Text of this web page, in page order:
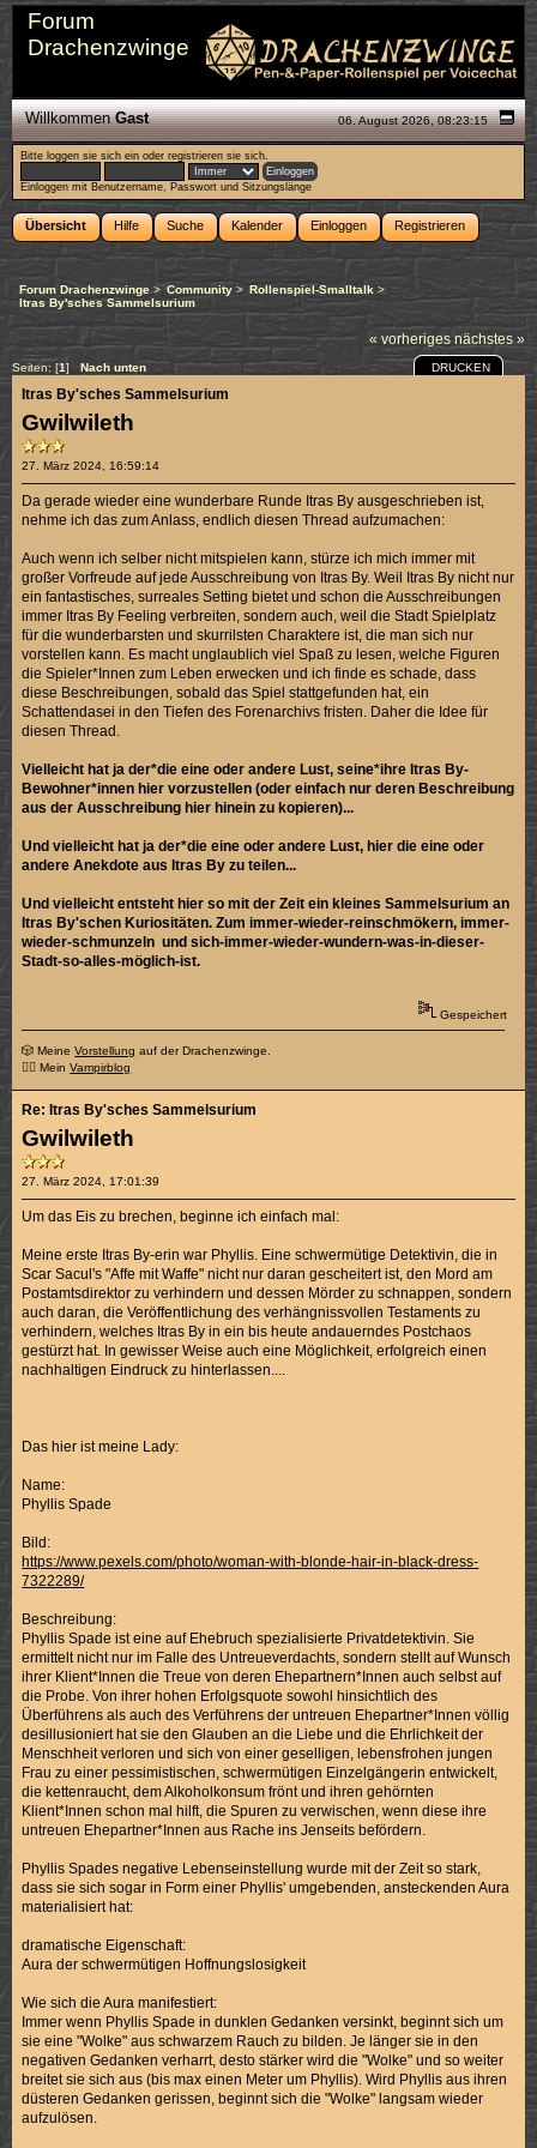
Forum
Drachenzwinge
06. August 2026, 08:23:15
WillkommenGast
Bitte loggen sie sich ein oderregistrieren sie sich.
Einloggen mit Benutzername, Passwort und Sitzungslänge
Übersicht Hilfe Suche Kalender Einloggen Registrieren
Forum Drachenzwinge > Community> Rollenspiel-Smalltalk >
Itras By'sches Sammelsurium
« vorheriges nächstes »
Seiten: [1] Nach unten DRUCKEN
Gwilwileth
27. März 2024, 16:59:14
Itras By'sches Sammelsurium
Da gerade wieder eine wunderbare Runde Itras By ausgeschrieben ist,
nehme ich das zum Anlass, endlich diesen Thread aufzumachen:
Auch wenn ich selber nicht mitspielen kann, stürze ich mich immer mit
großer Vorfreude auf jede Ausschreibung von Itras By. Weil Itras By nicht nur
ein fantastisches, surreales Setting bietet und schon die Ausschreibungen
immer Itras By Feeling verbreiten, sondern auch, weil die Stadt Spielplatz
für die wunderbarsten und skurrilsten Charaktere ist, die man sich nur
vorstellen kann. Es macht unglaublich viel Spaß zu lesen, welche Figuren
die Spieler*Innen zum Leben erwecken und ich finde es schade, dass
diese Beschreibungen, sobald das Spiel stattgefunden hat, ein
Schattendasei in den Tiefen des Forenarchivs fristen. Daher die Idee für
diesen Thread.
Vielleicht hat ja der*die eine oder andere Lust, seine*ihre Itras By-
Bewohner*innen hier vorzustellen (oder einfach nur deren Beschreibung
aus der Ausschreibung hier hinein zu kopieren)...
Und vielleicht hat ja der*die eine oder andere Lust, hier die eine oder
andere Anekdote aus Itras By zu teilen...
Und vielleicht entsteht hier so mit der Zeit ein kleines Sammelsurium an
Itras By'schen Kuriositäten. Zum immer-wieder-reinschmökern, immer-
wieder-schmunzeln und sich-immer-wieder-wundern-was-in-dieser-
Stadt-so-alles-möglich-ist.
Gespeichert
🎲 MeineVorstellung auf der Drachenzwinge.
🧛‍♂️ MeinVampirblog
Gwilwileth
27. März 2024, 17:01:39
Re: Itras By'sches Sammelsurium
Um das Eis zu brechen, beginne ich einfach mal:
Meine erste Itras By-erin war Phyllis. Eine schwermütige Detektivin, die in
Scar Sacul's "Affe mit Waffe" nicht nur daran gescheitert ist, den Mord am
Postamtsdirektor zu verhindern und dessen Mörder zu schnappen, sondern
auch daran, die Veröffentlichung des verhängnissvollen Testaments zu
verhindern, welches Itras By in ein bis heute andauerndes Postchaos
gestürzt hat. In gewisser Weise auch eine Möglichkeit, erfolgreich einen
nachhaltigen Eindruck zu hinterlassen....
Das hier ist meine Lady:
Name:
Phyllis Spade
Bild:
https://www.pexels.com/photo/woman-with-blonde-hair-in-black-dress-
7322289/
Beschreibung:
Phyllis Spade ist eine auf Ehebruch spezialisierte Privatdetektivin. Sie
ermittelt nicht nur im Falle des Untreueverdachts, sondern stellt auf Wunsch
ihrer Klient*Innen die Treue von deren Ehepartnern*Innen auch selbst auf
die Probe. Von ihrer hohen Erfolgsquote sowohl hinsichtlich des
Überführens als auch des Verführens der untreuen Ehepartner*Innen völlig
desillusioniert hat sie den Glauben an die Liebe und die Ehrlichkeit der
Menschheit verloren und sich von einer geselligen, lebensfrohen jungen
Frau zu einer pessimistischen, schwermütigen Einzelgängerin entwickelt,
die kettenraucht, dem Alkoholkonsum frönt und ihren gehörnten
Klient*Innen schon mal hilft, die Spuren zu verwischen, wenn diese ihre
untreuen Ehepartner*Innen aus Rache ins Jenseits befördern.
Phyllis Spades negative Lebenseinstellung wurde mit der Zeit so stark,
dass sie sich sogar in Form einer Phyllis' umgebenden, ansteckenden Aura
materialisiert hat:
dramatische Eigenschaft:
Aura der schwermütigen Hoffnungslosigkeit
Wie sich die Aura manifestiert:
Immer wenn Phyllis Spade in dunklen Gedanken versinkt, beginnt sich um
sie eine "Wolke" aus schwarzem Rauch zu bilden. Je länger sie in den
negativen Gedanken verharrt, desto stärker wird die "Wolke" und so weiter
breitet sie sich aus (bis max einen Meter um Phyllis). Wird Phyllis aus ihren
düsteren Gedanken gerissen, beginnt sich die "Wolke" langsam wieder
aufzulösen.